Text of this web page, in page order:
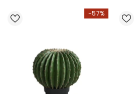
-57%